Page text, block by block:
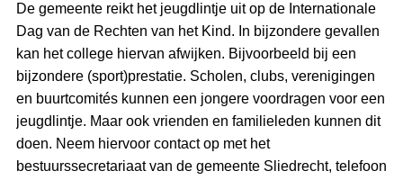
De gemeente reikt het jeugdlintje uit op de Internationale
Dag van de Rechten van het Kind. In bijzondere gevallen
kan het college hiervan afwijken. Bijvoorbeeld bij een
bijzondere (sport)prestatie. Scholen, clubs, verenigingen
en buurtcomités kunnen een jongere voordragen voor een
jeugdlintje. Maar ook vrienden en familieleden kunnen dit
doen. Neem hiervoor contact op met het
bestuurssecretariaat van de gemeente Sliedrecht, telefoon